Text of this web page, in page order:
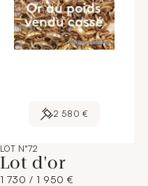
2 580 €
LOT N°72
Lot d'or
1 730 / 1 950 €